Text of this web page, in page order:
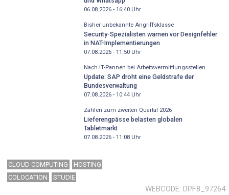
06.08.2026 - 16:40Uhr
Bisher unbekannte Angriffsklasse
Security-Spezialisten warnen vor Designfehler
in NAT-Implementierungen
07.08.2026 - 11:50Uhr
Nach IT-Pannen bei Arbeitsvermittlungsstellen
Update: SAP droht eine Geldstrafe der
Bundesverwaltung
07.08.2026 - 10:44Uhr
Zahlen zum zweiten Quartal 2026
Lieferengpässe belasten globalen
Tabletmarkt
07.08.2026 - 11:08Uhr
CLOUD COMPUTING
HOSTING
COLOCATION
STUDIE
WEBCODE DPF8_97264